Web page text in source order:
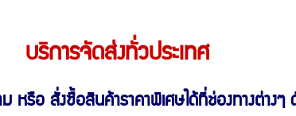
บริการจัดส่งทั่วประเทศ
หรือ สั่งซื้อสินค้าราคาพิเศษได้ที่ช่องทางต่างๆ